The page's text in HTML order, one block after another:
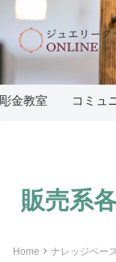
金教室 コミュ
販売系
Home ナレッジベー